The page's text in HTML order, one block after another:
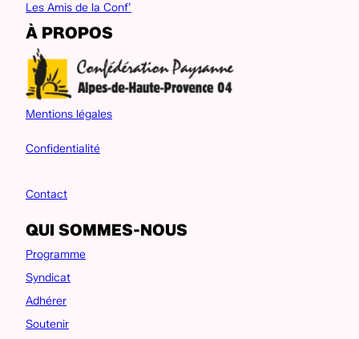
Les Amis de la Conf’
À PROPOS
Mentions légales
Confidentialité
Contact
QUI SOMMES-NOUS
Programme
Syndicat
Adhérer
Soutenir